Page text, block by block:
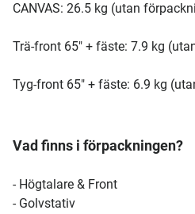
CANVAS: 26.5 kg (utan
Trä-front 65" + fäste: 7.9 kg
Tyg-front 65" + fäste: 6.9 kg
Vad finns i förpackningen?
- Högtalare & Front
- Golvstativ